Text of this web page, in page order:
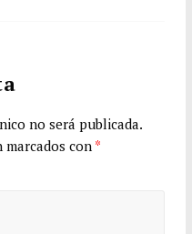
no será publicada.
con *